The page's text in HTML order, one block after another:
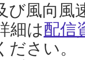
び風向風
細は配信
ださい。